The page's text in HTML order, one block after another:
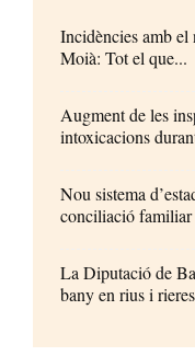
Incidències amb el
Moià: Tot el que...
Augment de les
intoxicacions
Nou sistema
conciliació familiar
La Diputació de
bany en rius i